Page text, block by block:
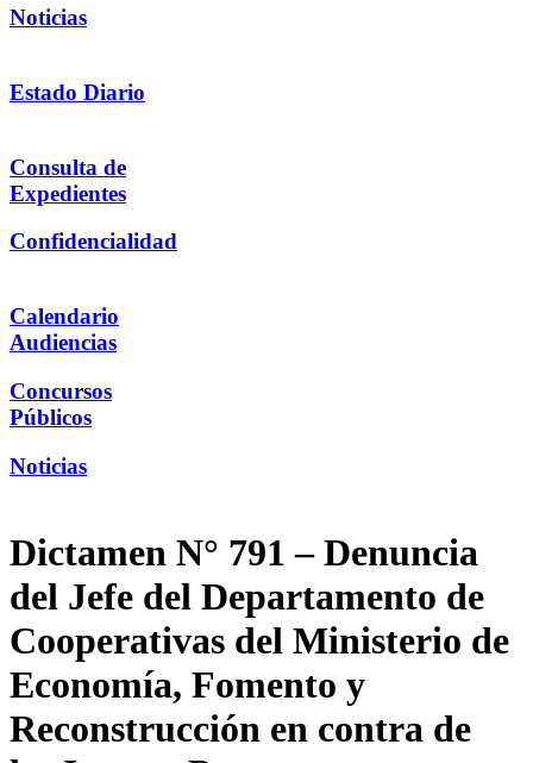
Noticias
Estado Diario
Consulta de
Expedientes
Confidencialidad
Calendario
Audiencias
Concursos
Públicos
Noticias
Dictamen N° 791 – Denuncia
del Jefe del Departamento de
Cooperativas del Ministerio de
Economía, Fomento y
Reconstrucción en contra de